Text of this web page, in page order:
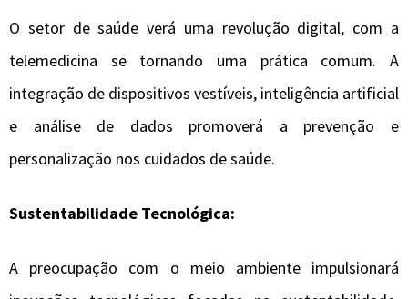
O setor de saúde verá uma revolução digital, com a
telemedicina se tornando uma prática comum. A
integração de dispositivos vestíveis, inteligência artificial
e análise de dados promoverá a prevenção e
personalização nos cuidados de saúde.
Sustentabilidade Tecnológica:
A preocupação com o meio ambiente impulsionará